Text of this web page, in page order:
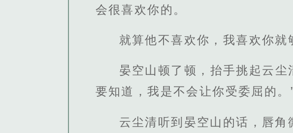
会很喜欢你的。
就算他不喜欢你，我喜欢你就
晏空山顿了顿，抬手挑起云
要知道，我是不会让你受委屈的。
云尘清听到晏空山的话，唇角